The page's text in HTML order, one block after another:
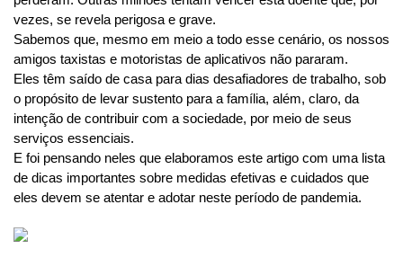
vezes, se revela perigosa e grave.
Sabemos que, mesmo em meio a todo esse cenário, os nossos
amigos taxistas e motoristas de aplicativos não pararam.
Eles têm saído de casa para dias desafiadores de trabalho, sob
o propósito de levar sustento para a família, além, claro, da
intenção de contribuir com a sociedade, por meio de seus
serviços essenciais.
E foi pensando neles que elaboramos este artigo com uma lista
de dicas importantes sobre medidas efetivas e cuidados que
eles devem se atentar e adotar neste período de pandemia.